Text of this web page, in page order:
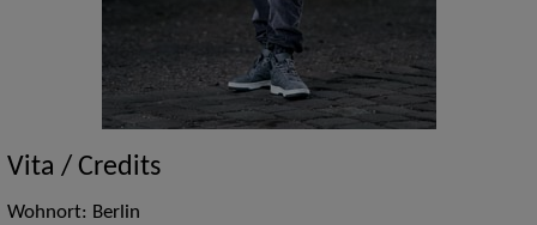
Vita / Credits
Wohnort: Berlin